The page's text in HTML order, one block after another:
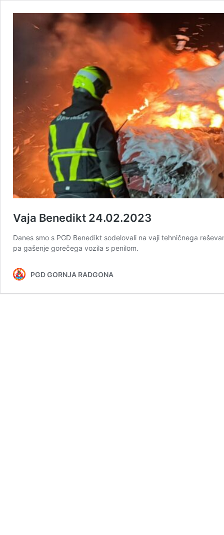
Vaja Benedikt 24.02.2023
Danes smo s PGD Benedikt sodelovali na vaji tehničnega
pa gašenje gorečega vozila s penilom.
PGD GORNJA RADGONA